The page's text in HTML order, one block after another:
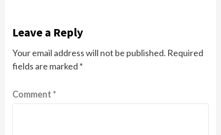
Leave a Reply
Your email address will not be published. Required
fields are marked *
Comment*